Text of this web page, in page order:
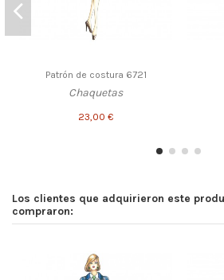
Patrón de costura 6721
Chaquetas
23,00 €
Los clientes que adquirieron este
compraron: